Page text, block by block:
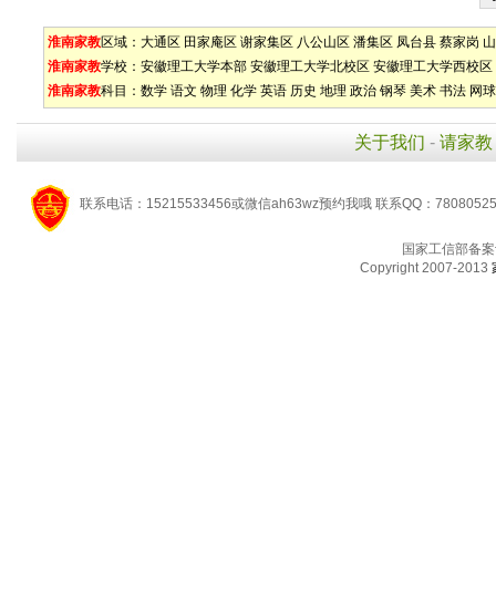
淮南家教区域： 大通区 田家庵区 谢家集区 八公山区 潘集区 凤台县 蔡家岗
淮南家教学校： 安徽理工大学本部 安徽理工大学北校区 安徽理工大学西校区
淮南家教科目： 数学 语文 物理 化学 英语 历史 地理 政治 钢琴 美术 书法 网球
关于我们 - 请家教
联系电话：15215533456或微信ah63wz预约我哦 联系QQ：
国家工信部备
Copyright 2007-2013